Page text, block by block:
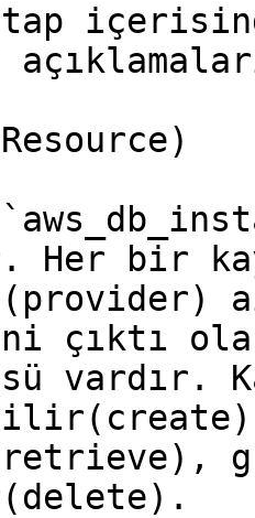
bir
çıktı
vardır.